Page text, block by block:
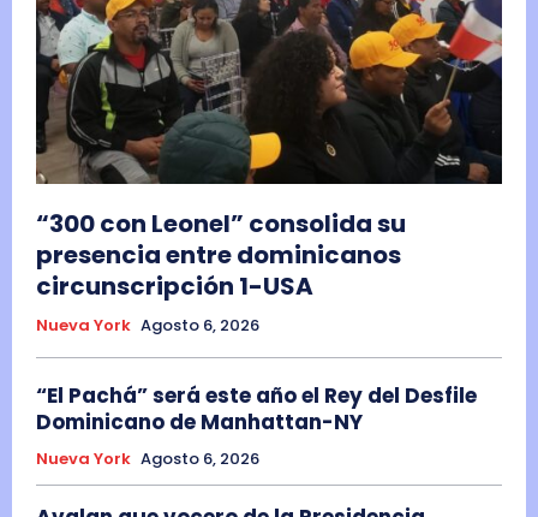
“300 con Leonel” consolida su
presencia entre dominicanos
circunscripción 1-USA
Nueva York Agosto 6, 2026
“El Pachá” será este año el Rey del Desfile
Dominicano de Manhattan-NY
Nueva York Agosto 6, 2026